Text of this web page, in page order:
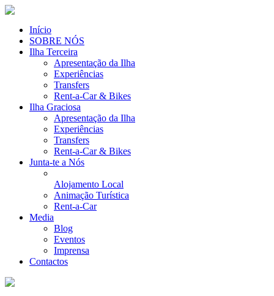
Início
SOBRE NÓS
Ilha Terceira
Apresentação da Ilha
Experiências
Transfers
Rent-a-Car & Bikes
Ilha Graciosa
Apresentação da Ilha
Experiências
Transfers
Rent-a-Car & Bikes
Junta-te a Nós
Alojamento Local
Animação Turística
Rent-a-Car
Media
Blog
Eventos
Imprensa
Contactos